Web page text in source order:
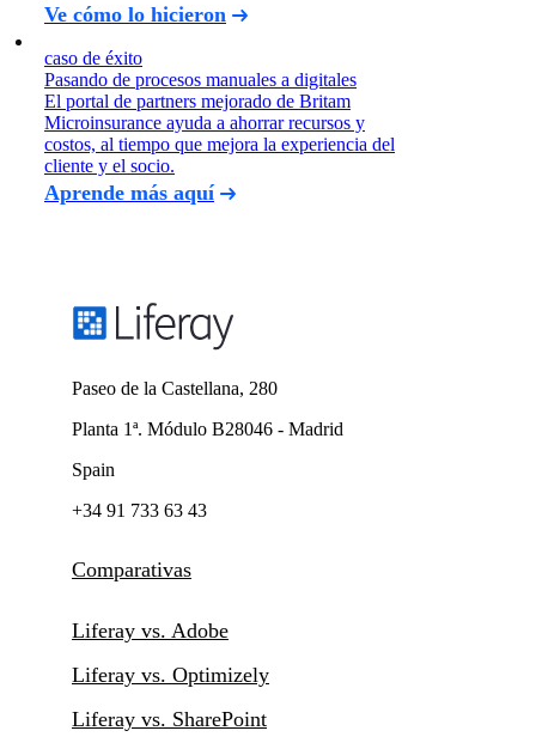
Ve cómo lo hicieron
caso de éxito
Pasando de procesos manuales a digitales
El portal de partners mejorado de Britam
Microinsurance ayuda a ahorrar recursos y
costos, al tiempo que mejora la experiencia del
cliente y el socio.
Aprende más aquí
Paseo de la Castellana, 280
Planta 1ª. Módulo B28046 - Madrid
Spain
+34 91 733 63 43
Comparativas
Liferay vs. Adobe
Liferay vs. Optimizely
Liferay vs. SharePoint